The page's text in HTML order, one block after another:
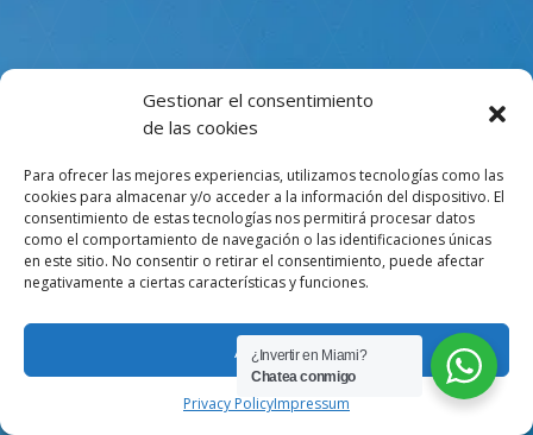
Gestionar el consentimiento
de las cookies
Para ofrecer las mejores experiencias, utilizamos tecnologías como las
cookies para almacenar y/o acceder a la información del dispositivo. El
consentimiento de estas tecnologías nos permitirá procesar datos
como el comportamiento de navegación o las identificaciones únicas
en este sitio. No consentir o retirar el consentimiento, puede afectar
negativamente a ciertas características y funciones.
Aceptar
Privacy PolicyImpressum
Real Estate Agent | Luxury
Properties
Email
mariangelicat@hotmail.com
¿Invertir en Miami?
Chatea conmigo